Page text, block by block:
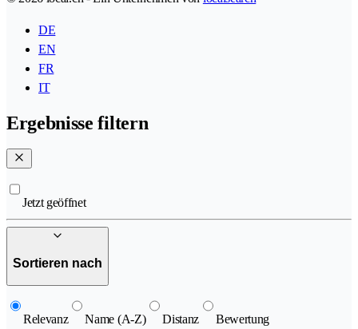
DE
EN
FR
IT
Ergebnisse filtern
Jetzt geöffnet
Sortieren nach
Relevanz Name (A-Z) Distanz Bewertung